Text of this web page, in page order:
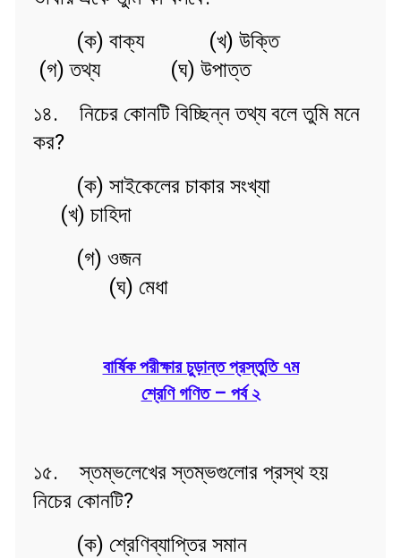
(ক) বাক্য (খ) উক্তি
(গ) তথ্য (ঘ) উপাত্ত
১৪. নিচের কোনটি বিচ্ছিন্ন তথ্য বলে তুমি মনে
কর?
(ক) সাইকেলের চাকার সংখ্যা
(খ) চাহিদা
(গ) ওজন
(ঘ) মেধা
বার্ষিক পরীক্ষার চুড়ান্ত প্রস্তুতি ৭ম
শ্রেণি গণিত – পর্ব ২
১৫. স্তম্ভলেখের স্তম্ভগুলোর প্রস্থ হয়
নিচের কোনটি?
(ক) শ্রেণিব্যাপ্তির সমান